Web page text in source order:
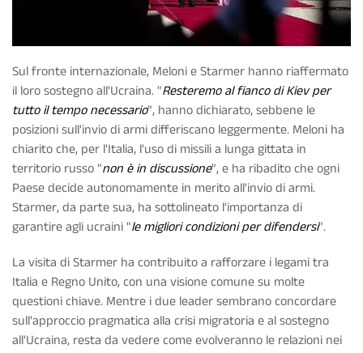
Sul fronte internazionale, Meloni e Starmer hanno riaffermato
il loro sostegno all'Ucraina. "Resteremo al fianco di Kiev per
tutto il tempo necessario", hanno dichiarato, sebbene le
posizioni sull'invio di armi differiscano leggermente. Meloni ha
chiarito che, per l'Italia, l'uso di missili a lunga gittata in
territorio russo "non è in discussione", e ha ribadito che ogni
Paese decide autonomamente in merito all'invio di armi.
Starmer, da parte sua, ha sottolineato l'importanza di
garantire agli ucraini "le migliori condizioni per difendersi".
La visita di Starmer ha contribuito a rafforzare i legami tra
Italia e Regno Unito, con una visione comune su molte
questioni chiave. Mentre i due leader sembrano concordare
sull'approccio pragmatica alla crisi migratoria e al sostegno
all'Ucraina, resta da vedere come evolveranno le relazioni nei